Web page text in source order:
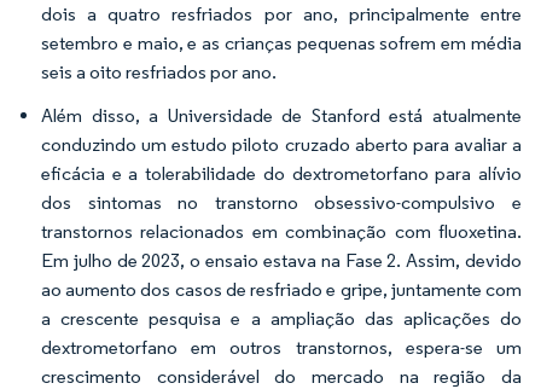
dois a quatro resfriados por ano, principalmente entre
setembro e maio, e as crianças pequenas sofrem em média
seis a oito resfriados por ano.
Além disso, a Universidade de Stanford está atualmente
conduzindo um estudo piloto cruzado aberto para avaliar a
eficácia e a tolerabilidade do dextrometorfano para alívio
dos sintomas no transtorno obsessivo-compulsivo e
transtornos relacionados em combinação com fluoxetina.
Em julho de 2023, o ensaio estava na Fase 2. Assim, devido
ao aumento dos casos de resfriado e gripe, juntamente com
a crescente pesquisa e a ampliação das aplicações do
dextrometorfano em outros transtornos, espera-se um
crescimento considerável do mercado na região da